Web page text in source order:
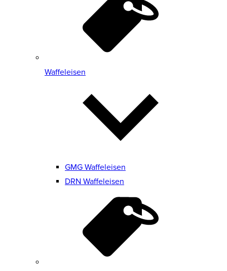
Waffeleisen
GMG Waffeleisen
DRN Waffeleisen